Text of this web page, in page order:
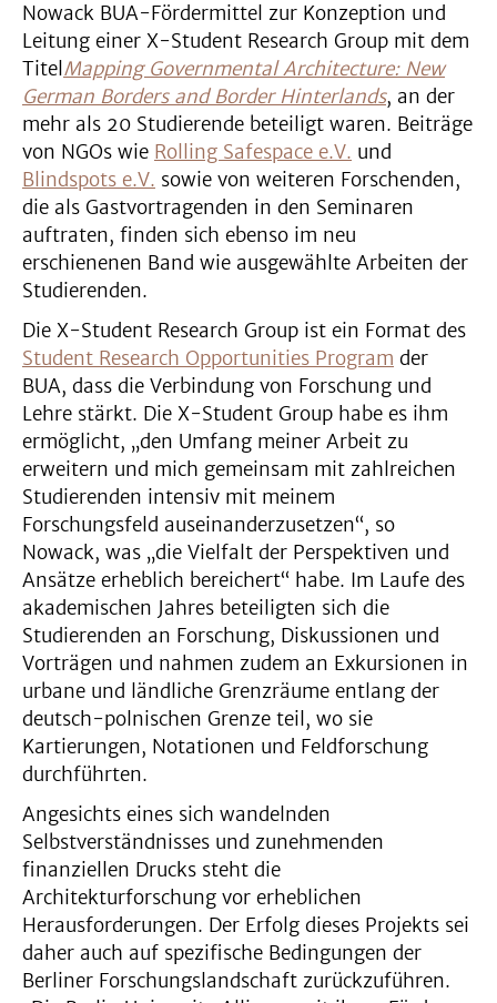
Nowack BUA-Fördermittel zur Konzeption und
Leitung einer X-Student Research Group mit dem
Titel Mapping Governmental Architecture: New
German Borders and Border Hinterlands, an der
mehr als 20 Studierende beteiligt waren. Beiträge
von NGOs wie Rolling Safespace e.V. und
Blindspots e.V. sowie von weiteren Forschenden,
die als Gastvortragenden in den Seminaren
auftraten, finden sich ebenso im neu
erschienenen Band wie ausgewählte Arbeiten der
Studierenden.
Die X-Student Research Group ist ein Format des
Student Research Opportunities Program der
BUA, dass die Verbindung von Forschung und
Lehre stärkt. Die X-Student Group habe es ihm
ermöglicht, „den Umfang meiner Arbeit zu
erweitern und mich gemeinsam mit zahlreichen
Studierenden intensiv mit meinem
Forschungsfeld auseinanderzusetzen“, so
Nowack, was „die Vielfalt der Perspektiven und
Ansätze erheblich bereichert“ habe. Im Laufe des
akademischen Jahres beteiligten sich die
Studierenden an Forschung, Diskussionen und
Vorträgen und nahmen zudem an Exkursionen in
urbane und ländliche Grenzräume entlang der
deutsch-polnischen Grenze teil, wo sie
Kartierungen, Notationen und Feldforschung
durchführten.
Angesichts eines sich wandelnden
Selbstverständnisses und zunehmenden
finanziellen Drucks steht die
Architekturforschung vor erheblichen
Herausforderungen. Der Erfolg dieses Projekts sei
daher auch auf spezifische Bedingungen der
Berliner Forschungslandschaft zurückzuführen.